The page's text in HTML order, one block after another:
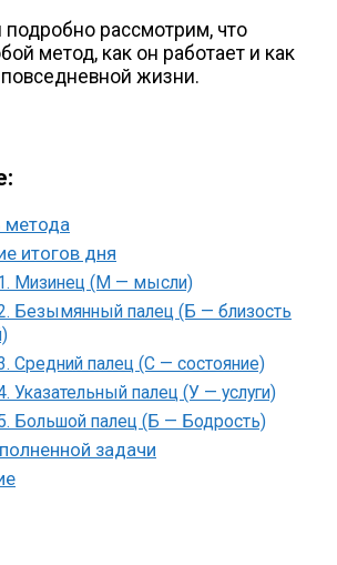
подробно рассмотрим, что
метод, как он работает и как
жизни.
метода
итогов дня
Мизинец (М — мысли)
Безымянный палец (Б — близость
Средний палец (С — состояние)
Указательный палец (У — услуги)
Большой палец (Б — Бодрость)
задачи